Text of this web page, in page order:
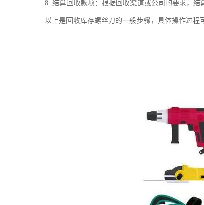
8. 结算回收款项：根据回收渠道或公司的要求，
以上是回收库存螺丝刀的一般步骤，具体操作过